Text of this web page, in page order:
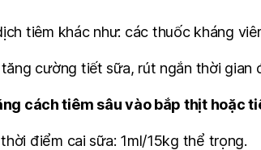
tiêm khác như: các thuốc kháng
cường tiết sữa, rút ngắn thời gian
cách tiêm sâu vào bắp thịt hoặc
điểm cai sữa: 1ml/15kg thể trọng.